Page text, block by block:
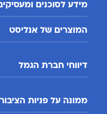
מידע לסוכנים
המוצרים של אנליסט
דיווחי חברת הגמל
ממונה על פניות